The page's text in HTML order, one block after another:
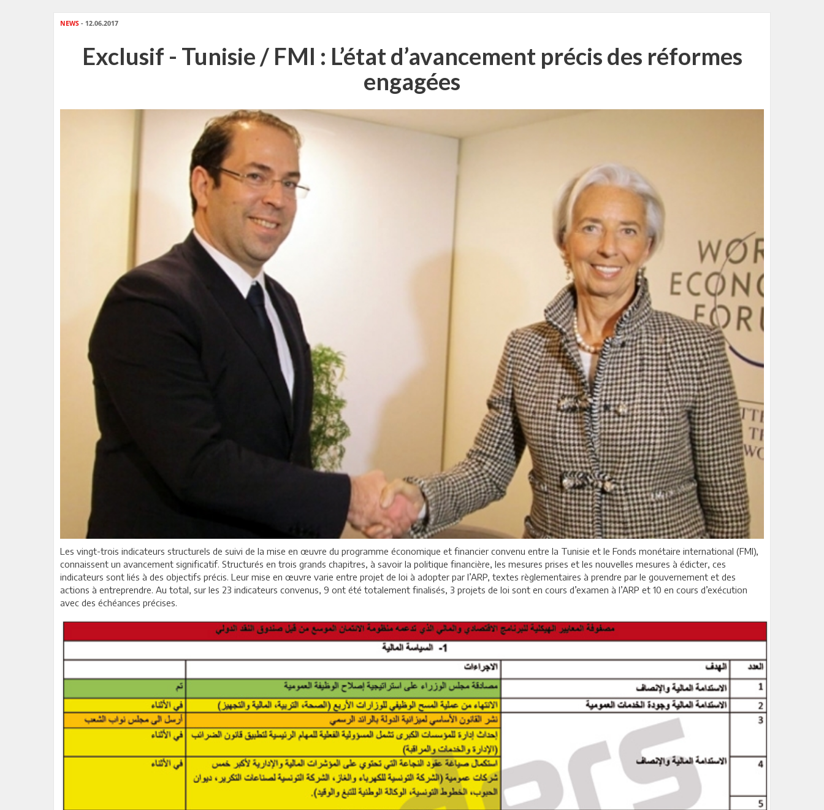
NEWS - 12.06.2017
Exclusif - Tunisie / FMI : L’état d’avancement précis des réformes
engagées
Les vingt-trois indicateurs structurels de suivi de la mise en œuvre du programme économique et financier convenu entre la Tunisie et le Fonds monétaire international (FMI),
connaissent un avancement significatif. Structurés en trois grands chapitres, à savoir la politique financière, les mesures prises et les nouvelles mesures à édicter, ces
indicateurs sont liés à des objectifs précis. Leur mise en œuvre varie entre projet de loi à adopter par l’ARP, textes règlementaires à prendre par le gouvernement et des
actions à entreprendre. Au total, sur les 23 indicateurs convenus, 9 ont été totalement finalisés, 3 projets de loi sont en cours d’examen à l’ARP et 10 en cours d’exécution
avec des échéances précises.